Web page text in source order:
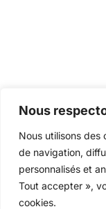
Nous
Nous utilisons des
de navigation,
personnalisés et
Tout accepter »,
cookies.